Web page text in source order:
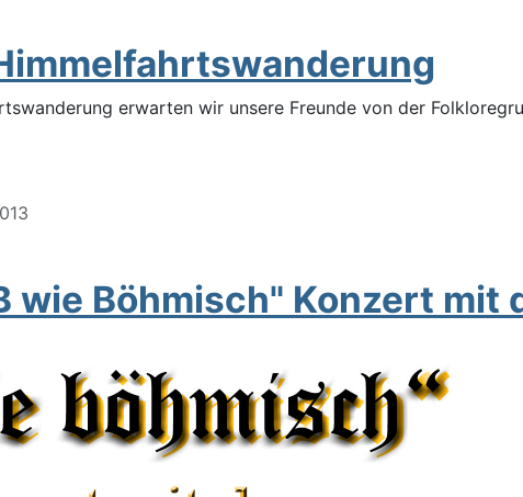
erwarten wir unsere Freunde von der
wie Böhmisch" Konzert